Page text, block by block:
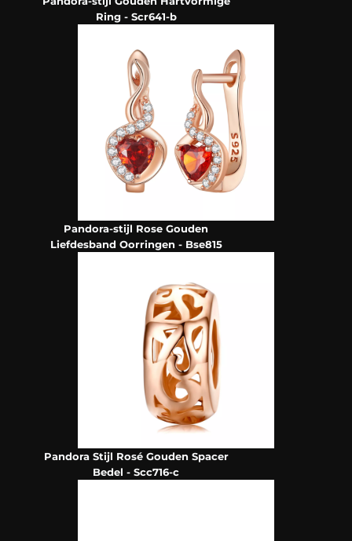
Ring - Scr641-b
Pandora-stijl Rose Gouden
Liefdesband Oorringen - Bse815
Pandora Stijl Rosé Gouden Spacer
Bedel - Scc716-c